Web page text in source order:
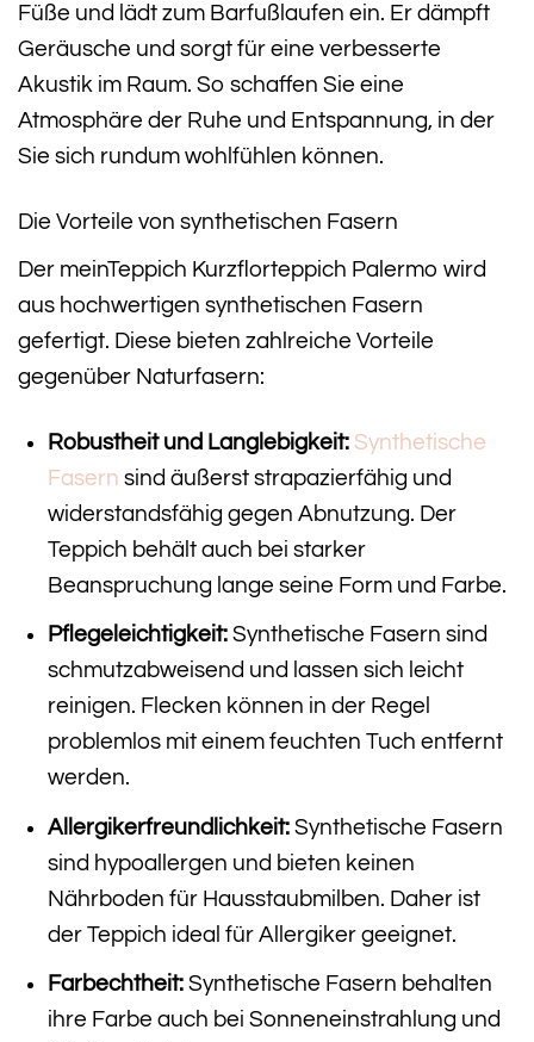
Füße und lädt zum Barfußlaufen ein. Er dämpft
Geräusche und sorgt für eine verbesserte
Akustik im Raum. So schaffen Sie eine
Atmosphäre der Ruhe und Entspannung, in der
Sie sich rundum wohlfühlen können.
Die Vorteile von synthetischen Fasern
Der meinTeppich Kurzflorteppich Palermo wird
aus hochwertigen synthetischen Fasern
gefertigt. Diese bieten zahlreiche Vorteile
gegenüber Naturfasern:
Robustheit und Langlebigkeit: Synthetische
Fasern sind äußerst strapazierfähig und
widerstandsfähig gegen Abnutzung. Der
Teppich behält auch bei starker
Beanspruchung lange seine Form und Farbe.
Pflegeleichtigkeit:Synthetische Fasern sind
schmutzabweisend und lassen sich leicht
reinigen. Flecken können in der Regel
problemlos mit einem feuchten Tuch entfernt
werden.
Allergikerfreundlichkeit:Synthetische Fasern
sind hypoallergen und bieten keinen
Nährboden für Hausstaubmilben. Daher ist
der Teppich ideal für Allergiker geeignet.
Farbechtheit:Synthetische Fasern behalten
ihre Farbe auch bei Sonneneinstrahlung und